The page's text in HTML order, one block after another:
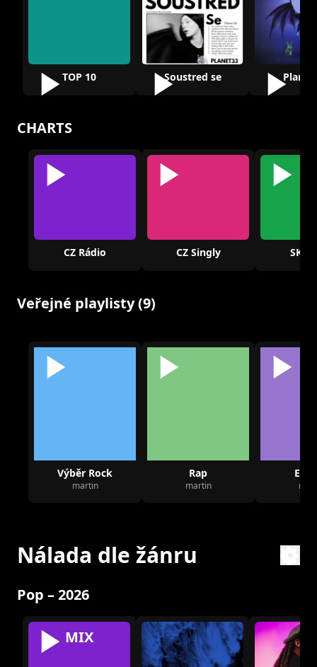
TOP 10 Soustred se Planet
CHARTS
CZ Rádio CZ Singly SK
Veřejné playlisty (9)
Výběr Rock
martin
Rap
martin
Nálada dle žánru
Pop – 2026
MIX